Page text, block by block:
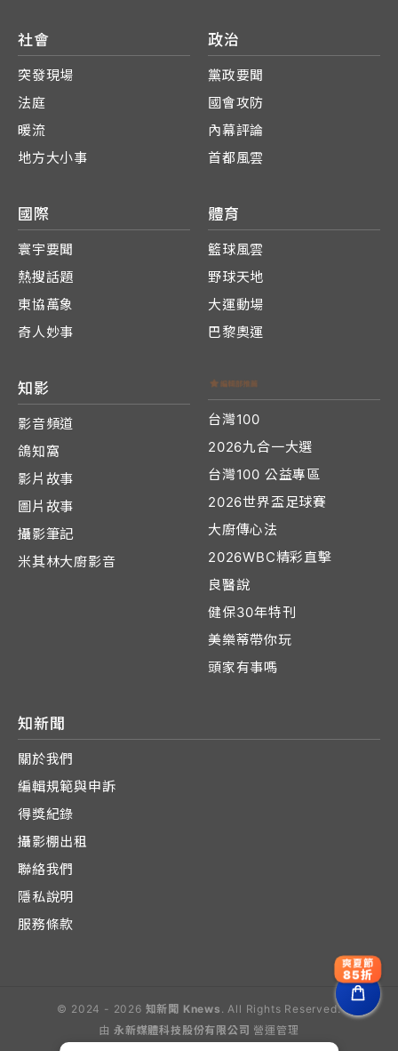
社會
突發現場
法庭
暖流
地方大小事
政治
黨政要聞
國會攻防
內幕評論
首都風雲
國際
寰宇要聞
熱搜話題
東協萬象
奇人妙事
體育
籃球風雲
野球天地
大運動場
巴黎奧運
知影
影音頻道
鴿知窩
影片故事
圖片故事
攝影筆記
米其林大廚影音
台灣100
2026九合一大選
台灣100 公益專區
2026世界盃足球賽
大廚傳心法
2026WBC精彩直擊
良醫說
健保30年特刊
美樂蒂帶你玩
頭家有事嗎
知新聞
關於我們
編輯規範與申訴
得獎紀錄
攝影棚出租
聯絡我們
隱私說明
服務條款
© 2024 - 2026 知新聞 Knews . All Rights Reserved.
由 永新媒體科技股份有限公司 營運管理
爽夏節
85折